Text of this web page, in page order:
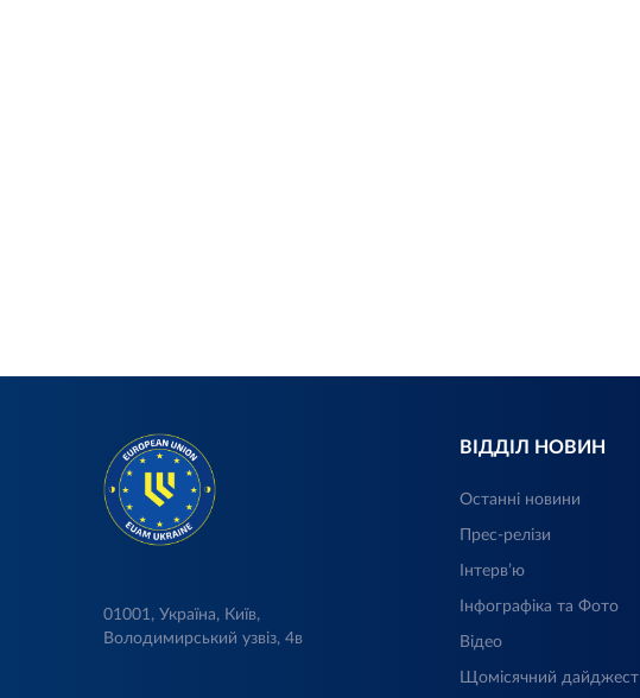
01001, Україна, Київ,
Володимирський узвіз, 4в
ВІДДІЛ НОВИН
Останні новини
Прес-релізи
Інтерв’ю
Інфографіка та Фото
Відео
Щомісячний дайджест